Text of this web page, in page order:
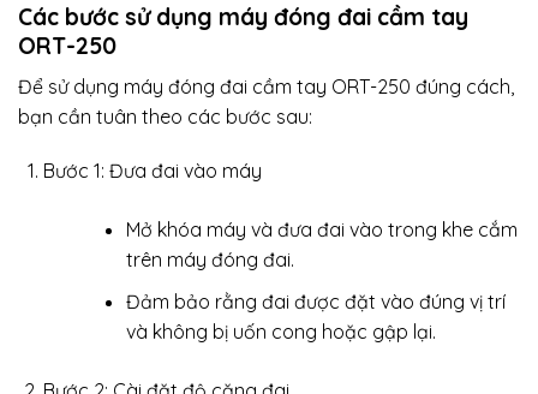
Các bước sử dụng máy đóng đai cầm tay
ORT-250
Để sử dụng máy đóng đai cầm tay ORT-250 đúng cách,
bạn cần tuân theo các bước sau:
Bước 1: Đưa đai vào máy
Mở khóa máy và đưa đai vào trong khe cắm
trên máy đóng đai.
Đảm bảo rằng đai được đặt vào đúng vị trí
và không bị uốn cong hoặc gập lại.